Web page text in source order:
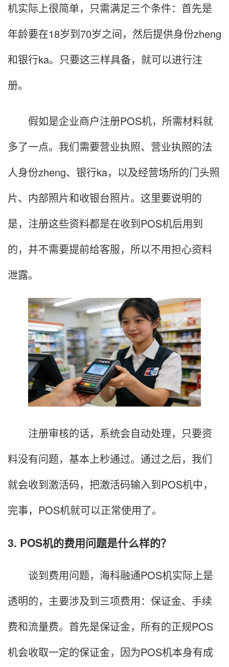
机实际上很简单，只需满足三个条件：首先是
年龄要在18岁到70岁之间，然后提供身份zheng
和银行ka。只要这三样具备，就可以进行注
册。
假如是企业商户注册POS机，所需材料就
多了一点。我们需要营业执照、营业执照的法
人身份zheng、银行ka，以及经营场所的门头照
片、内部照片和收银台照片。这里要说明的
是，注册这些资料都是在收到POS机后用到
的，并不需要提前给客服，所以不用担心资料
泄露。
注册审核的话，系统会自动处理，只要资
料没有问题，基本上秒通过。通过之后，我们
就会收到激活码，把激活码输入到POS机中，
完事，POS机就可以正常使用了。
3. POS机的费用问题是什么样的？
谈到费用问题，海科融通POS机实际上是
透明的，主要涉及到三项费用：保证金、手续
费和流量费。首先是保证金，所有的正规POS
机会收取一定的保证金，因为POS机本身有成